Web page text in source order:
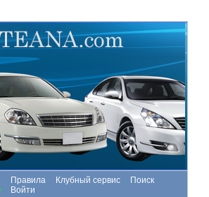
Правила Клубный сервис
Поиск
Войти